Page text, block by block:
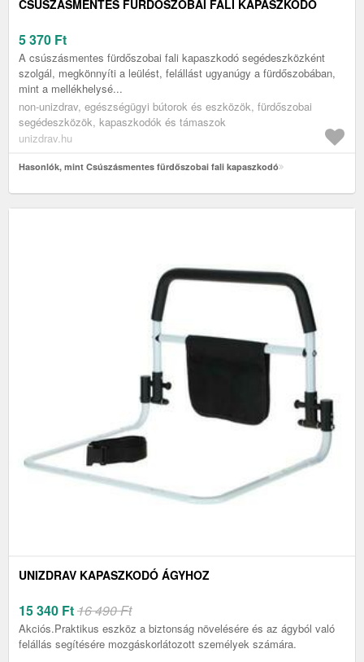
CSÚSZÁSMENTES FÜRDŐSZOBAI FALI KAPASZKODÓ
5 370 Ft
A csúszásmentes fürdőszobai fali kapaszkodó segédeszközként
szolgál, megkönnyíti a leülést, felállást ugyanúgy a fürdőszobában,
mint a mellékhelysé...
non-unizdrav, egészségügyi bútorok és eszközök, fürdőszobai
segédeszközök, kapaszkodók és támaszok
unizdrav.hu
Hasonlók, mint Csúszásmentes fürdőszobai fali kapaszkodó
UNIZDRAV KAPASZKODÓ ÁGYHOZ
15 340 Ft16 490 Ft
Akciós.Praktikus eszköz a biztonság növelésére és az ágyból való
felállás segítésére mozgáskorlátozott személyek számára.